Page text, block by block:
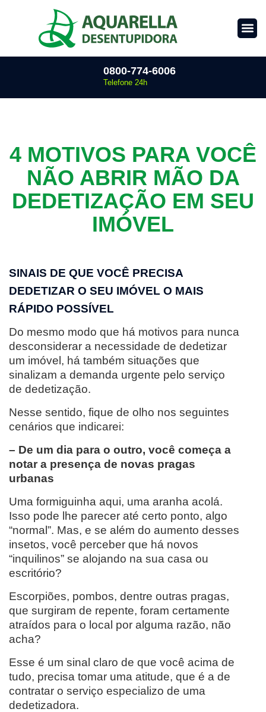
0800-774-6006
Telefone 24h
4 MOTIVOS PARA VOCÊ
NÃO ABRIR MÃO DA
DEDETIZAÇÃO EM SEU
IMÓVEL
SINAIS DE QUE VOCÊ PRECISA
DEDETIZAR O SEU IMÓVEL O MAIS
RÁPIDO POSSÍVEL
Do mesmo modo que há motivos para nunca
desconsiderar a necessidade de dedetizar
um imóvel, há também situações que
sinalizam a demanda urgente pelo serviço
de dedetização.
Nesse sentido, fique de olho nos seguintes
cenários que indicarei:
– De um dia para o outro, você começa a
notar a presença de novas pragas
urbanas
Uma formiguinha aqui, uma aranha acolá.
Isso pode lhe parecer até certo ponto, algo
“normal”. Mas, e se além do aumento desses
insetos, você perceber que há novos
“inquilinos” se alojando na sua casa ou
escritório?
Escorpiões, pombos, dentre outras pragas,
que surgiram de repente, foram certamente
atraídos para o local por alguma razão, não
acha?
Esse é um sinal claro de que você acima de
tudo, precisa tomar uma atitude, que é a de
contratar o serviço especializo de uma
dedetizadora.